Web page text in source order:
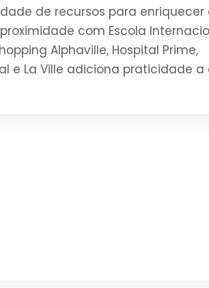
de recursos para enriquecer
com Escola
Alphaville, Hospital Prime,
e La Ville adiciona praticidade a